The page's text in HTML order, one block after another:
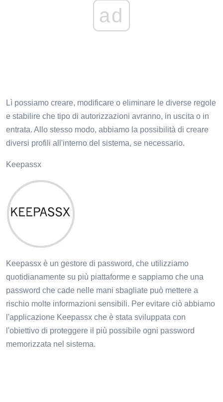
ad
Lì possiamo creare, modificare o eliminare le diverse regole
e stabilire che tipo di autorizzazioni avranno, in uscita o in
entrata. Allo stesso modo, abbiamo la possibilità di creare
diversi profili all'interno del sistema, se necessario.
Keepassx
Keepassx è un gestore di password, che utilizziamo
quotidianamente su più piattaforme e sappiamo che una
password che cade nelle mani sbagliate può mettere a
rischio molte informazioni sensibili. Per evitare ciò abbiamo
l'applicazione Keepassx che è stata sviluppata con
l'obiettivo di proteggere il più possibile ogni password
memorizzata nel sistema.